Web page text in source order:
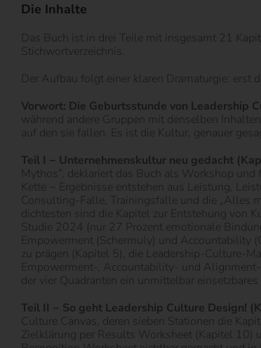
Die Inhalte
Das Buch ist in drei Teile mit insgesamt 21
Stichwortverzeichnis.
Der Aufbau folgt einer klaren Dramaturgie: erst
Vorwort: Die Geburtsstunde von Leadership
während andere Gruppen mit denselben
auf den sie fallen. Es ist die Kultur, genauer
Teil I − Unternehmenskultur neu gedacht
Mythos”, deklariert das Buch als Workshop
Kette − Ergebnisse entstehen aus Leistung,
Consulting-Falle, Trainingsfalle und die „Alles
dichtesten sind die Kapitel zur Entstehung von
Studie 2024 (nur 27 Prozent emotionale
Empowerment (Schermuly) und Accountability
zu prägen (Kapitel 5), die Leadership-Culture-
Empowerment-, Accountability- und
der vier Quadranten ein unmittelbar
Teil II − So geht Leadership Culture Design!
Culture Canvas, deren sieben Stationen die
Zielklärung per Results Worksheet (Kapitel 10)